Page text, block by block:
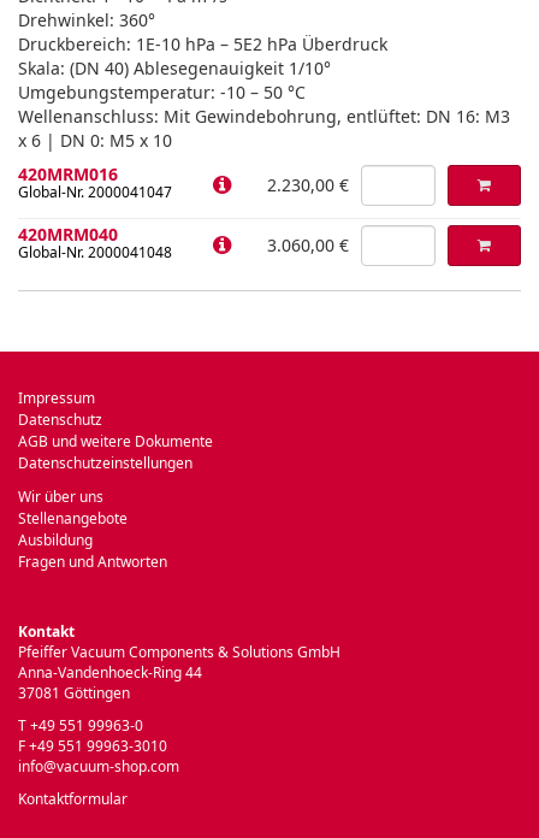
Drehwinkel: 360°
Druckbereich: 1E-10 hPa – 5E2 hPa Überdruck
Skala: (DN 40) Ablesegenauigkeit 1/10°
Umgebungstemperatur: -10 – 50 °C
Wellenanschluss: Mit Gewindebohrung, entlüftet: DN 16: M3
x 6 | DN 0: M5 x 10
420MRM016
Global-Nr. 2000041047 2.230,00 €
420MRM040
Global-Nr. 2000041048 3.060,00 €
Impressum
Datenschutz
AGB und weitere Dokumente
Datenschutzeinstellungen
Wir über uns
Stellenangebote
Ausbildung
Fragen und Antworten
Kontakt
Pfeiffer Vacuum Components & Solutions GmbH
Anna-Vandenhoeck-Ring 44
37081 Göttingen
T +49 551 99963-0
F +49 551 99963-3010
info@vacuum-shop.com
Kontaktformular